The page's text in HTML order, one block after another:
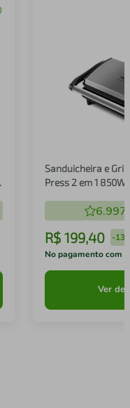
Sanduicheira e
Press 2 em 1 850W
6.997
R$ 199,40 -
No pagamento com
Ver